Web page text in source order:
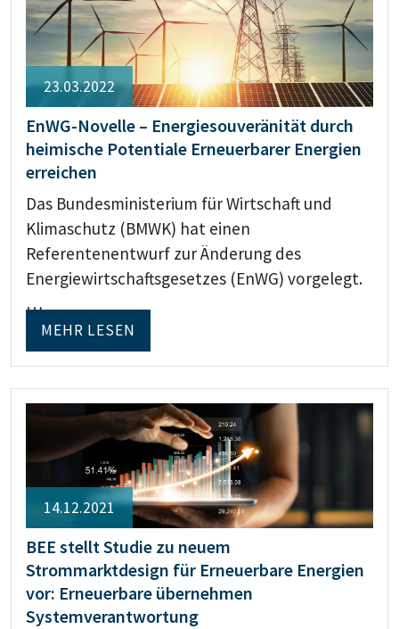
23.03.2022
EnWG-Novelle – Energiesouveränität durch
heimische Potentiale Erneuerbarer Energien
erreichen
Das Bundesministerium für Wirtschaft und
Klimaschutz (BMWK) hat einen
Referentenentwurf zur Änderung des
Energiewirtschaftsgesetzes (EnWG) vorgelegt.
…
MEHR LESEN
14.12.2021
BEE stellt Studie zu neuem
Strommarktdesign für Erneuerbare Energien
vor: Erneuerbare übernehmen
Systemverantwortung